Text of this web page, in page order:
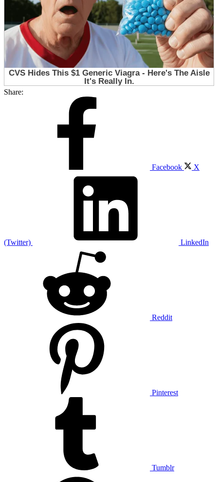
Share:
Facebook X
(Twitter) LinkedIn
Reddit
Pinterest
Tumblr